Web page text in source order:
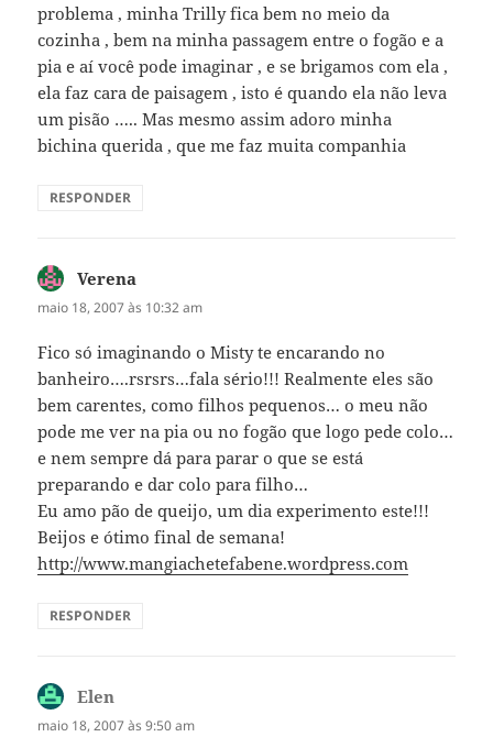
problema , minha Trilly fica bem no meio da
cozinha , bem na minha passagem entre o fogão e a
pia e aí você pode imaginar , e se brigamos com ela ,
ela faz cara de paisagem , isto é quando ela não leva
um pisão ….. Mas mesmo assim adoro minha
bichina querida , que me faz muita companhia
RESPONDER
Verena
maio 18, 2007 às 10:32 am
Fico só imaginando o Misty te encarando no
banheiro….rsrsrs…fala sério!!! Realmente eles são
bem carentes, como filhos pequenos… o meu não
pode me ver na pia ou no fogão que logo pede colo…
e nem sempre dá para parar o que se está
preparando e dar colo para filho…
Eu amo pão de queijo, um dia experimento este!!!
Beijos e ótimo final de semana!
http://www.mangiachetefabene.wordpress.com
RESPONDER
Elen
maio 18, 2007 às 9:50 am